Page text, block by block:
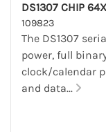
DS1307 CHIP
109823
The DS1307
power, full
clock/calendar
and data...